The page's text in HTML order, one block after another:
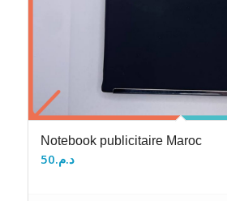
Notebook publicitaire Maroc
د.م.50